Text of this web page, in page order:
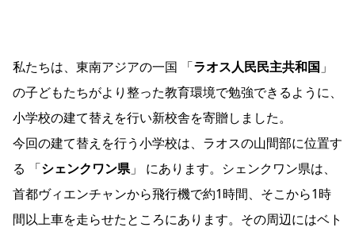
私たちは、東南アジアの一国 「ラオス人民民主共和国」
の子どもたちがより整った教育環境で勉強できるように、
小学校の建て替えを行い新校舎を寄贈しました。
今回の建て替えを行う小学校は、ラオスの山間部に位置す
る 「シェンクワン県」
にあります。シェンクワン県は、
首都ヴィエンチャンから飛行機で約1時間、そこから1時
間以上車を走らせたところにあります。その周辺にはベト